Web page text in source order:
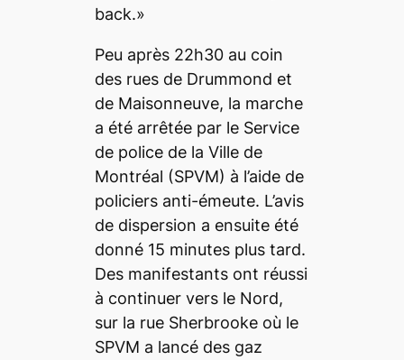
back.»
Peu après 22h30 au coin
des rues de Drummond et
de Maisonneuve, la marche
a été arrêtée par le Service
de police de la Ville de
Montréal (SPVM) à l’aide de
policiers anti-émeute. L’avis
de dispersion a ensuite été
donné 15 minutes plus tard.
Des manifestants ont réussi
à continuer vers le Nord,
sur la rue Sherbrooke où le
SPVM a lancé des gaz